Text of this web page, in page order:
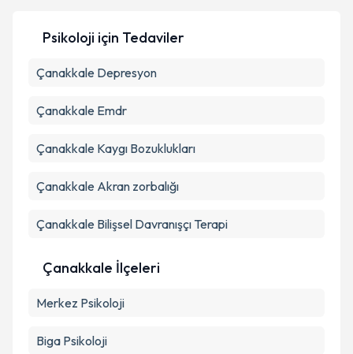
Kişisel verilerimin işlenmesine ilişkin
kapsamda işlenmesini kabul ediyorum.
Takvim Talebini Gönder
Psikoloji için Tedaviler
Çanakkale Depresyon
Çanakkale Emdr
Çanakkale Kaygı Bozuklukları
Çanakkale Akran zorbalığı
Çanakkale Bilişsel Davranışçı Terapi
Çanakkale İlçeleri
Merkez Psikoloji
Biga Psikoloji